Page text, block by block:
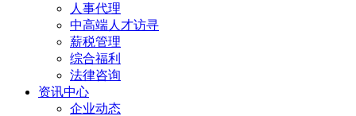
人事代理
中高端人才访寻
薪税管理
综合福利
法律咨询
资讯中心
企业动态